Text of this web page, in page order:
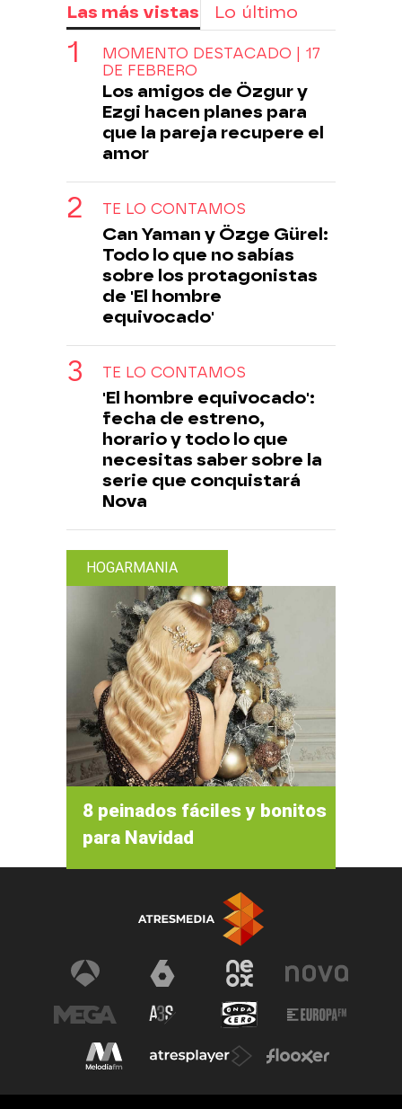
Las más vistas Lo último
MOMENTO DESTACADO | 17
DE FEBRERO
Los amigos de Özgur y
Ezgi hacen planes para
que la pareja recupere el
amor
TE LO CONTAMOS
Can Yaman y Özge Gürel:
Todo lo que no sabías
sobre los protagonistas
de 'El hombre
equivocado'
TE LO CONTAMOS
'El hombre equivocado':
fecha de estreno,
horario y todo lo que
necesitas saber sobre la
serie que conquistará
Nova
HOGARMANIA
8 peinados fáciles y bonitos
para Navidad